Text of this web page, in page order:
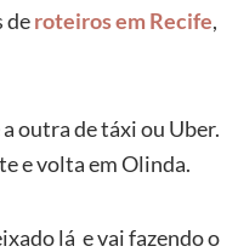
deroteiros em Recife,
outra de táxi ou Uber.
e volta em Olinda.
lá e vai fazendo o